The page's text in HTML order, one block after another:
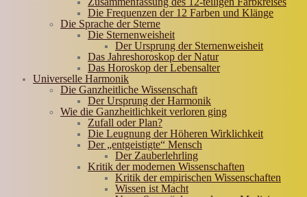
Die Frequenzen der 12 Farben und Klänge
Die Sprache der Sterne
Die Sternenweisheit
Der Ursprung der Sternenweisheit
Das Jahreshoroskop der Natur
Das Horoskop der Lebensalter
Universelle Harmonik
Die Ganzheitliche Wissenschaft
Der Ursprung der Harmonik
Wie die Ganzheitlichkeit verloren ging
Zufall oder Plan?
Die Leugnung der Höheren Wirklichkeit
Der „entgeistigte“ Mensch
Der Zauberlehrling
Kritik der modernen Wissenschaften
Kritik der empirischen Wissenschaften
Wissen ist Macht